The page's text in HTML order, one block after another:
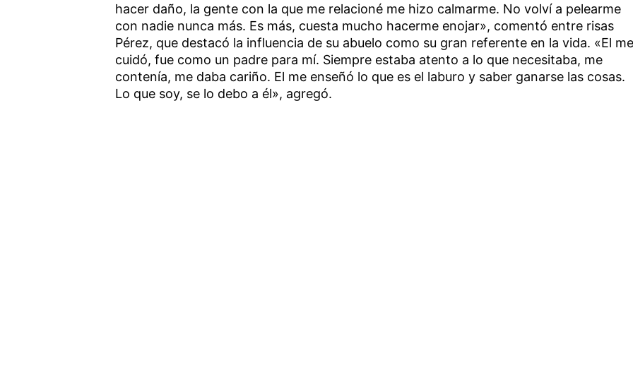
hacer daño, la gente con la que me relacioné me hizo calmarme. No volví a pelearme
con nadie nunca más. Es más, cuesta mucho hacerme enojar», comentó entre risas
Pérez, que destacó la influencia de su abuelo como su gran referente en la vida. «El me
cuidó, fue como un padre para mí. Siempre estaba atento a lo que necesitaba, me
contenía, me daba cariño. El me enseñó lo que es el laburo y saber ganarse las cosas.
Lo que soy, se lo debo a él», agregó.